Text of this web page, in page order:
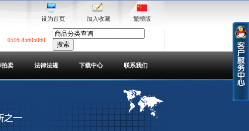
设为首页 加入收藏 繁體版
0516-85605060
拍卖 法律法规 下载中心 联系我们